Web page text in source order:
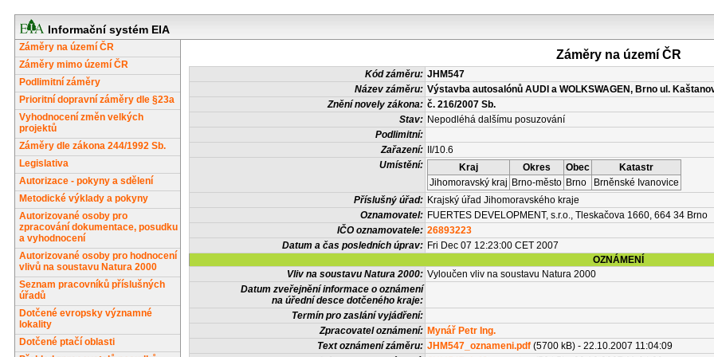
Informační systém EIA
Záměry na území ČR
Záměry mimo území ČR
Podlimitní záměry
Prioritní dopravní záměry dle §23a
Vyhodnocení změn velkých
projektů
Záměry dle zákona 244/1992 Sb.
Legislativa
Autorizace - pokyny a sdělení
Metodické výklady a pokyny
Autorizované osoby pro
zpracování dokumentace, posudku
a vyhodnocení
Autorizované osoby pro hodnocení
vlivů na soustavu Natura 2000
Seznam pracovníků příslušných
úřadů
Dotčené evropsky významné
lokality
Dotčené ptačí oblasti
Záměry na území ČR
Kód záměru: JHM547
Název záměru: Výstavba autosalónů AUDI a WOLKSWAGEN, Brno ul.
Znění novely zákona: č. 216/2007 Sb.
Stav: Nepodléhá dalšímu posuzování
Podlimitní:
Zařazení:
II/10.6
Umístění:
Kraj Okres Obec
Katastr
Jihomoravský kraj Brno-město Brno
Brněnské Ivanovice
Příslušný úřad: Krajský úřad Jihomoravského kraje
Oznamovatel: FUERTES DEVELOPMENT, s.r.o., Tleskačova 1660, 664 34 Brno
IČO oznamovatele: 26893223
Datum a čas posledních úprav: Fri Dec 07 12:23:00 CET 2007
OZNÁMENÍ
Vliv na soustavu Natura 2000: Vyloučen vliv na soustavu Natura 2000
Datum zveřejnění informace o oznámení
na úřední desce dotčeného kraje:
Termín pro zaslání vyjádření:
Zpracovatel oznámení: Mynář Petr Ing.
Text oznámení záměru: JHM547_oznameni.pdf (5700 kB) - 22.10.2007 11:04:09